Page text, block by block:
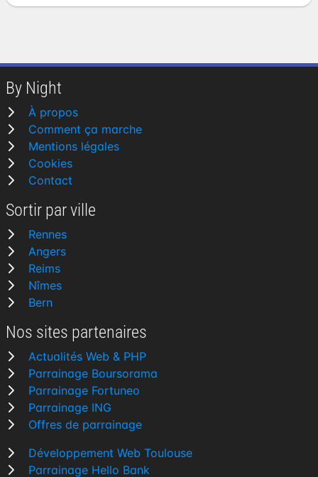
By Night
À propos
Comment ça marche
Mentions légales
Cookies
Contact
Sortir par ville
Rennes
Angers
Reims
Nîmes
Bern
Nos sites partenaires
Actualités Web & PHP
Parrainage Boursorama
Parrainage Fortuneo
Parrainage ING
Offres de parrainage
Développement Web Toulouse
Parrainage Hello Bank